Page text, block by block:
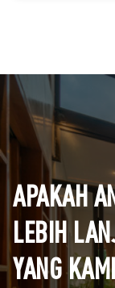
APAKAH
LEBIH
YANG